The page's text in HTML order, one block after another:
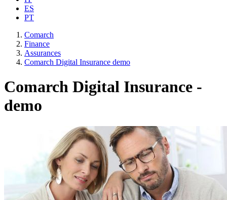
ES
PT
Comarch
Finance
Assurances
Comarch Digital Insurance demo
Comarch Digital Insurance -
demo